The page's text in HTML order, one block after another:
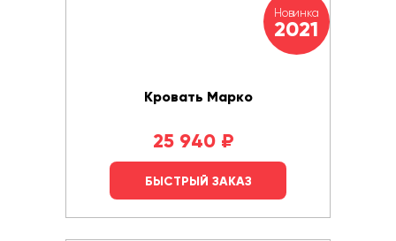
Новинка
2021
Кровать Марко
25 940 ₽
БЫСТРЫЙ ЗАКАЗ